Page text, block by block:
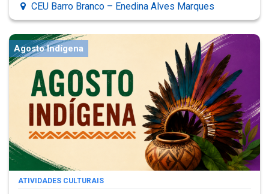
CEU Barro Branco – Enedina Alves Marques
Agosto Indígena
ATIVIDADES CULTURAIS